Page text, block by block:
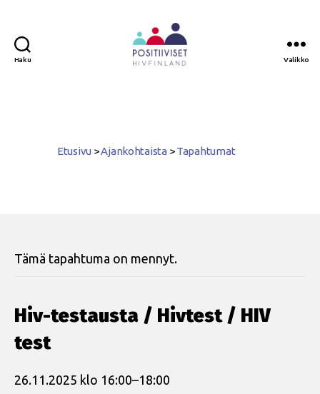
Haku Valikko
Etusivu >Ajankohtaista >Tapahtumat
Tämä tapahtuma on mennyt.
Hiv-testausta / Hivtest / HIV
test
26.11.2025 klo 16:00–18:00